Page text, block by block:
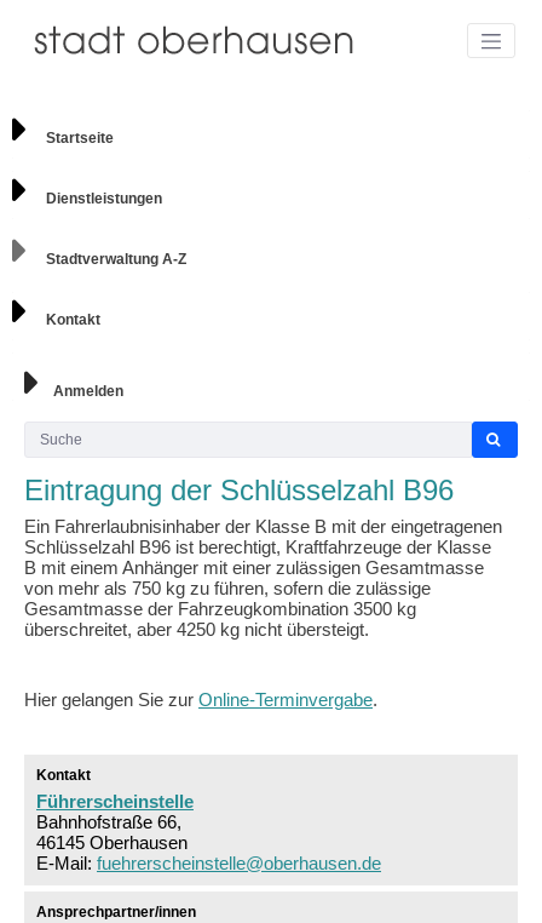
Startseite
Dienstleistungen
Stadtverwaltung A-Z
Kontakt
Anmelden
Eintragung der Schlüsselzahl B96
Ein Fahrerlaubnisinhaber der Klasse B mit der eingetragenen
Schlüsselzahl B96 ist berechtigt, Kraftfahrzeuge der Klasse
B mit einem Anhänger mit einer zulässigen Gesamtmasse
von mehr als 750 kg zu führen, sofern die zulässige
Gesamtmasse der Fahrzeugkombination 3500 kg
überschreitet, aber 4250 kg nicht übersteigt.
Hier gelangen Sie zur Online-Terminvergabe.
Kontakt
Führerscheinstelle
Bahnhofstraße 66,
46145 Oberhausen
E-Mail: fuehrerscheinstelle@oberhausen.de
Ansprechpartner/innen